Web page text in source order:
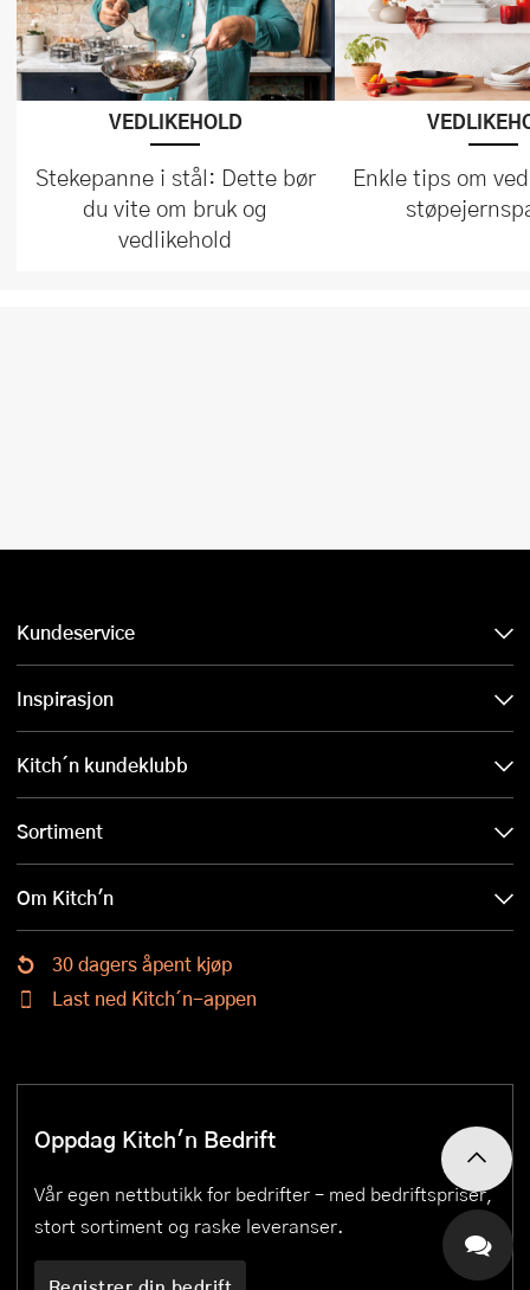
VEDLIKEHOLD
Stekepanne i stål: Dette bør
du vite om bruk og
vedlikehold
Enkle tips om
Kundeservice
Inspirasjon
Kitch´n kundeklubb
Sortiment
Om Kitch'n
30 dagers åpent kjøp
Last ned Kitch´n-appen
Oppdag Kitch'n Bedrift
Vår egen nettbutikk for bedrifter – med bedriftspriser,
stort sortiment og raske leveranser.